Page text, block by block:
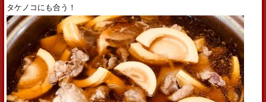
タケノコにも合う！